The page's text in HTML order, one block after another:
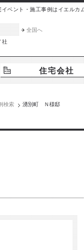
ベント・施工事例はイエルカ
全国へ
社
住宅会社
検索 湧別町 Ｎ様邸